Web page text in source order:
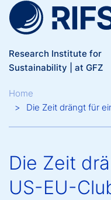
Skip to main
Research Institute for
Sustainability | at GFZ
Breadcrumb
Home
Die Zeit drängt für
Die Zeit
US-EU-